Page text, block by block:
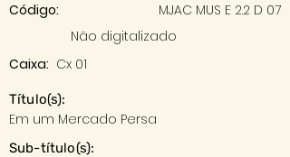
Código:
MJAC MUS E 2.2 D 07
Não digitalizado
Caixa: Cx 01
Título(s):
Em um Mercado Persa
Sub-título(s):